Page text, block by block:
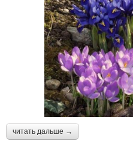
читать дальше →